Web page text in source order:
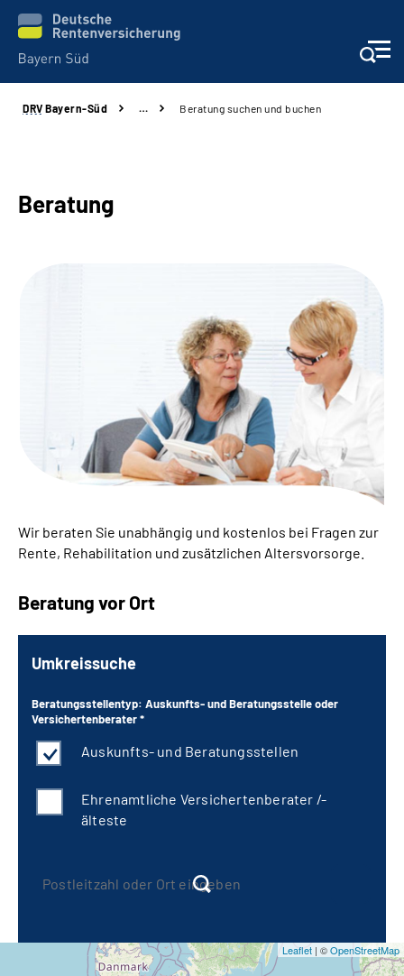
Beratung und Kontakt
Inhalte in Gebärdensprache (DGS)
Leichte Sprache
Suche
Mein Kundenportal
DRV Bayern-Süd … Beratung suchen und buchen
Beratung
Wir beraten Sie unabhängig und kostenlos bei Fragen zur
Rente, Rehabilitation und zusätzlichen Altersvorsorge.
Beratung vor Ort
Umkreissuche
Beratungsstellentyp: Auskunfts- und Beratungsstelle oder
Versichertenberater *
Auskunfts- und Beratungsstellen
Ehrenamtliche Versichertenberater /-
älteste
Leaflet | ©OpenStreetMap